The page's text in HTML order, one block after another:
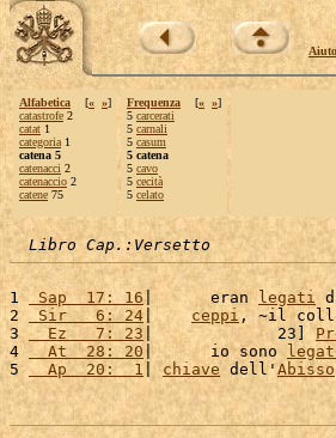
Aiuto
Alfabetica [« »]
catastrofe 2
catat 1
categoria 1
catena 5
catenacci 2
catenaccio 2
catene 75
Frequenza [« »]
5 carcerati
5 carnali
5 casum
5 catena
5 cavo
5 cecità
5 celato
Libro Cap.:Versetto
1 Sap  17: 16|      eran legati
2
Sir   6: 24 | ceppi , ~il
3
  Ez   7: 23
|             23]
4
  At  28: 20
|      io sono
5
  Ap  20:  1
| chiave dell'Abisso